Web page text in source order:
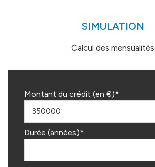
SIMULATION
Calcul des mensualités
Montant du crédit (en €)*
Durée (années)*